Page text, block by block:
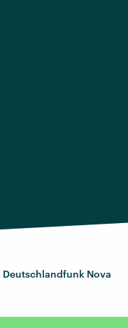
Deutschlandfunk Nova